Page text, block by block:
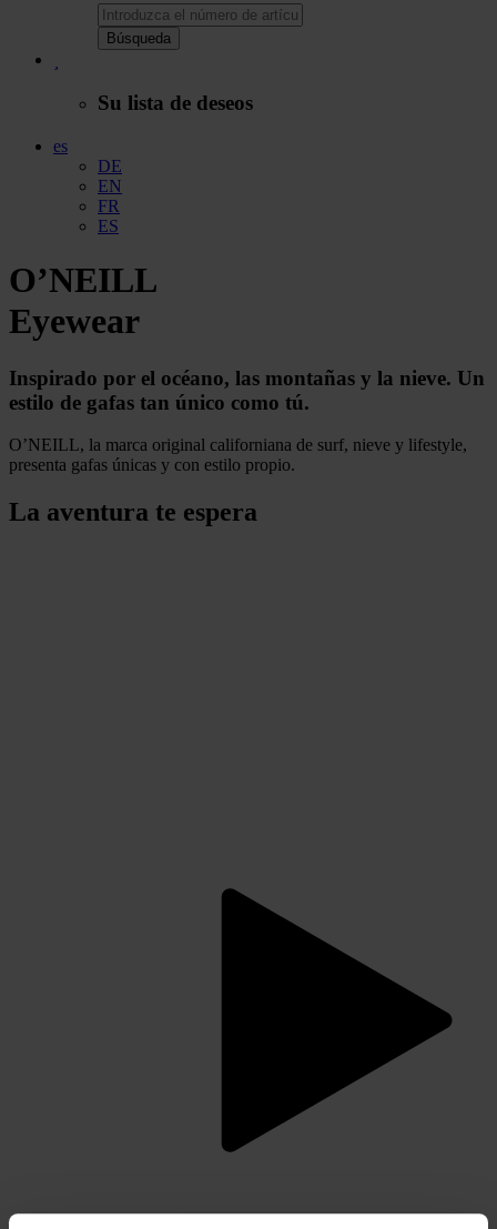
Búsqueda
Su lista de deseos
es
DE
EN
FR
ES
O’NEILL
Eyewear
Inspirado por el océano, las montañas y la nieve. Un
estilo de gafas tan único como tú.
O’NEILL, la marca original californiana de surf, nieve y lifestyle,
presenta gafas únicas y con estilo propio.
La aventura te espera